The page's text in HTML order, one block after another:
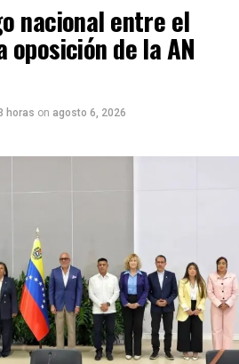
nacional entre el
de la AN
horas on agosto 6, 2026